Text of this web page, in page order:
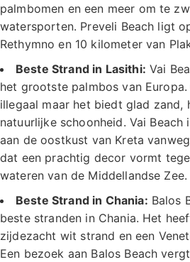
palmbomen en een meer om te
watersporten. Preveli Beach ligt
Rethymno en 10 kilometer van
Beste Strand in Lasithi: Vai
het grootste palmbos van
illegaal maar het biedt glad zand,
natuurlijke schoonheid. Vai
aan de oostkust van Kreta
dat een prachtig decor vormt
wateren van de Middellandse Zee.
Beste Strand in Chania: Balos
beste stranden in Chania. Het
zijdezacht wit strand en een
Een bezoek aan Balos Beach